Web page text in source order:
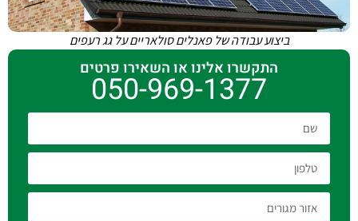
ביצוע עבודה של פאנלים סולאריים על גג רעפים
התקשרו אלינו או השאירו פרטים
050-969-1377